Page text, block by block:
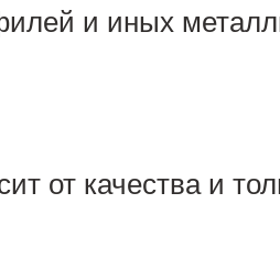
и иных
от качества и